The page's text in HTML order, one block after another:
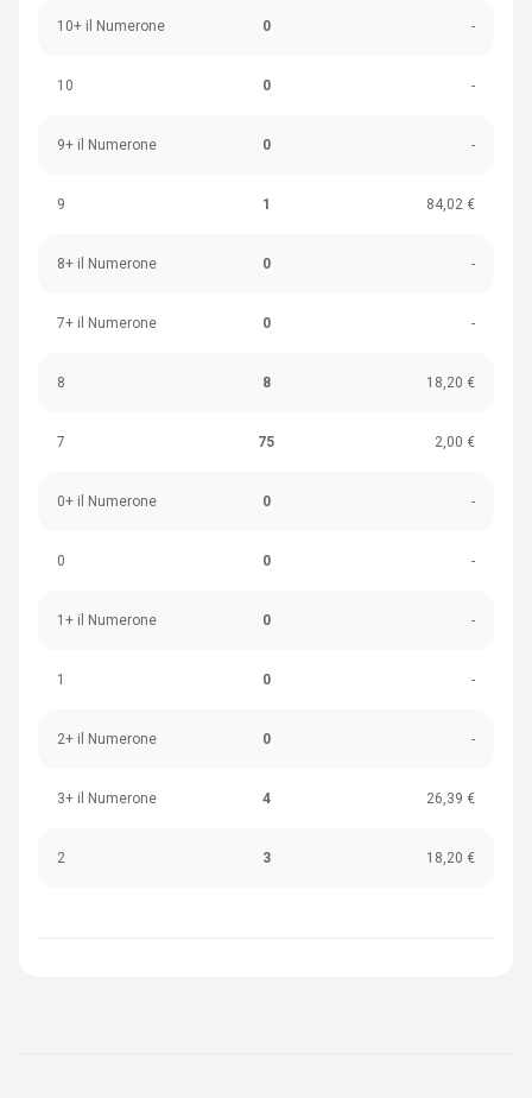
10+ il Numerone 0 -
10 0 -
9+ il Numerone 0 -
9 1 84,02 €
8+ il Numerone 0 -
7+ il Numerone 0 -
8 8 18,20 €
7 75 2,00 €
0+ il Numerone 0 -
0 0 -
1+ il Numerone 0 -
1 0 -
2+ il Numerone 0 -
3+ il Numerone 4 26,39 €
2 3 18,20 €